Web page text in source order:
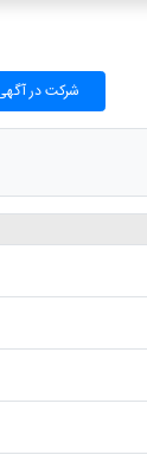
شرکت در